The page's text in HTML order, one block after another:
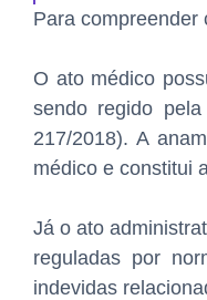
Para compreender
O ato médico
sendo regido
217/2018). A
médico e constitui
Já o ato
reguladas por
indevidas